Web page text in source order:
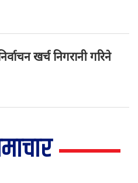
खर्च निगरानी गरिने